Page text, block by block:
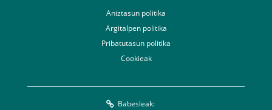
Aniztasun politika
Argitalpen politika
Pribatutasun politika
Cookieak
Babesleak: